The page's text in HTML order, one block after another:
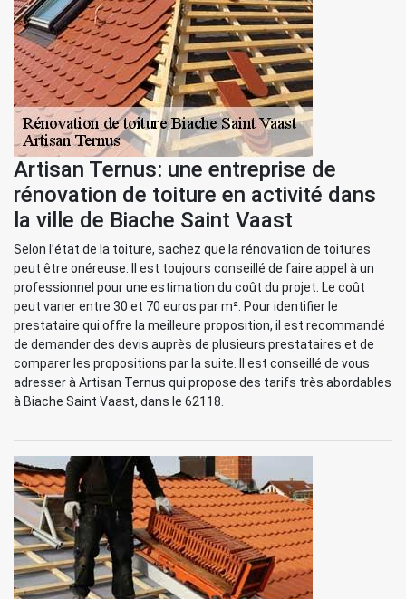
Artisan Ternus: une entreprise de
rénovation de toiture en activité dans
la ville de Biache Saint Vaast
Selon l’état de la toiture, sachez que la rénovation de toitures
peut être onéreuse. Il est toujours conseillé de faire appel à un
professionnel pour une estimation du coût du projet. Le coût
peut varier entre 30 et 70 euros par m². Pour identifier le
prestataire qui offre la meilleure proposition, il est recommandé
de demander des devis auprès de plusieurs prestataires et de
comparer les propositions par la suite. Il est conseillé de vous
adresser à Artisan Ternus qui propose des tarifs très abordables
à Biache Saint Vaast, dans le 62118.